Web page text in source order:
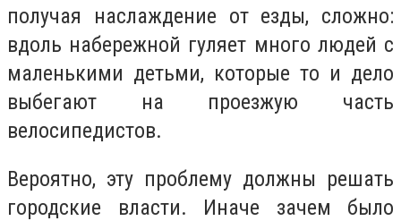
получая наслаждение от езды, сложно:
вдоль набережной гуляет много людей с
маленькими детьми, которые то и дело
выбегают на проезжую часть
велосипедистов.
Вероятно, эту проблему должны решать
городские власти. Иначе зачем было